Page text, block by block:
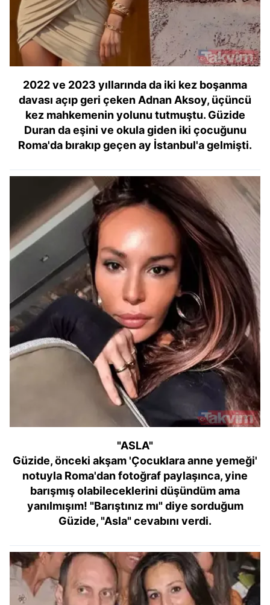
2022 ve 2023 yıllarında da iki kez boşanma
davası açıp geri çeken Adnan Aksoy, üçüncü
kez mahkemenin yolunu tutmuştu. Güzide
Duran da eşini ve okula giden iki çocuğunu
Roma'da bırakıp geçen ay İstanbul'a gelmişti.
"ASLA"
Güzide, önceki akşam 'Çocuklara anne yemeği'
notuyla Roma'dan fotoğraf paylaşınca, yine
barışmış olabileceklerini düşündüm ama
yanılmışım! "Barıştınız mı" diye sorduğum
Güzide, "Asla" cevabını verdi.